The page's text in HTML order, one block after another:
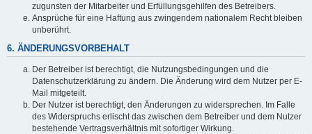
zugunsten der Mitarbeiter und Erfüllungsgehilfen des Betreibers.
Ansprüche für eine Haftung aus zwingendem nationalem Recht bleiben
unberührt.
6. ÄNDERUNGSVORBEHALT
Der Betreiber ist berechtigt, die Nutzungsbedingungen und die
Datenschutzerklärung zu ändern. Die Änderung wird dem Nutzer per E-
Mail mitgeteilt.
Der Nutzer ist berechtigt, den Änderungen zu widersprechen. Im Falle
des Widerspruchs erlischt das zwischen dem Betreiber und dem Nutzer
bestehende Vertragsverhältnis mit sofortiger Wirkung.